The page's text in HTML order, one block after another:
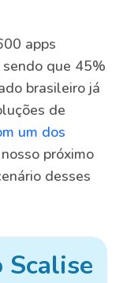
apps
que 45%
brasileiro já
de
um dos
próximo
desses
Scalise